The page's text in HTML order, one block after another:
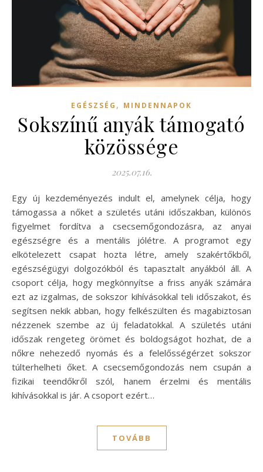
EGÉSZSÉG , MINDENNAPOK
Sokszínű anyák támogató
közössége
2025.07.16.
Egy új kezdeményezés indult el, amelynek célja, hogy
támogassa a nőket a születés utáni időszakban, különös
figyelmet fordítva a csecsemőgondozásra, az anyai
egészségre és a mentális jólétre. A programot egy
elkötelezett csapat hozta létre, amely szakértőkből,
egészségügyi dolgozókból és tapasztalt anyákból áll. A
csoport célja, hogy megkönnyítse a friss anyák számára
ezt az izgalmas, de sokszor kihívásokkal teli időszakot, és
segítsen nekik abban, hogy felkészülten és magabiztosan
nézzenek szembe az új feladatokkal. A születés utáni
időszak rengeteg örömet és boldogságot hozhat, de a
nőkre nehezedő nyomás és a felelősségérzet sokszor
túlterhelheti őket. A csecsemőgondozás nem csupán a
fizikai teendőkről szól, hanem érzelmi és mentális
kihívásokkal is jár. A csoport ezért…
TOVÁBB